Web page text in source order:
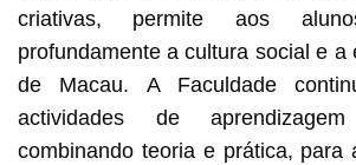
criativas, permite aos
profundamente a cultura social e a
de Macau. A Faculdade
actividades de aprendizagem
combinando teoria e prática, para